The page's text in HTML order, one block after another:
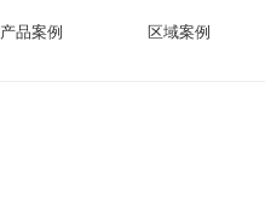
产品案例 区域案例